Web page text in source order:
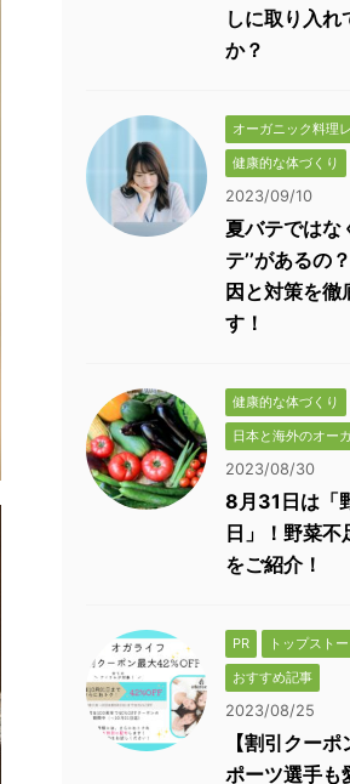
しに取り入れ
か？
オーガニック料理
健康的な体づくり
2023/09/10
夏バテではな
テ’’があるの
因と対策を徹
す！
健康的な体づくり
日本と海外のオー
2023/08/30
8月31日は「
日」！野菜不
をご紹介！
PR
トップスト
おすすめ記事
2023/08/25
【割引クー
ポーツ選手も